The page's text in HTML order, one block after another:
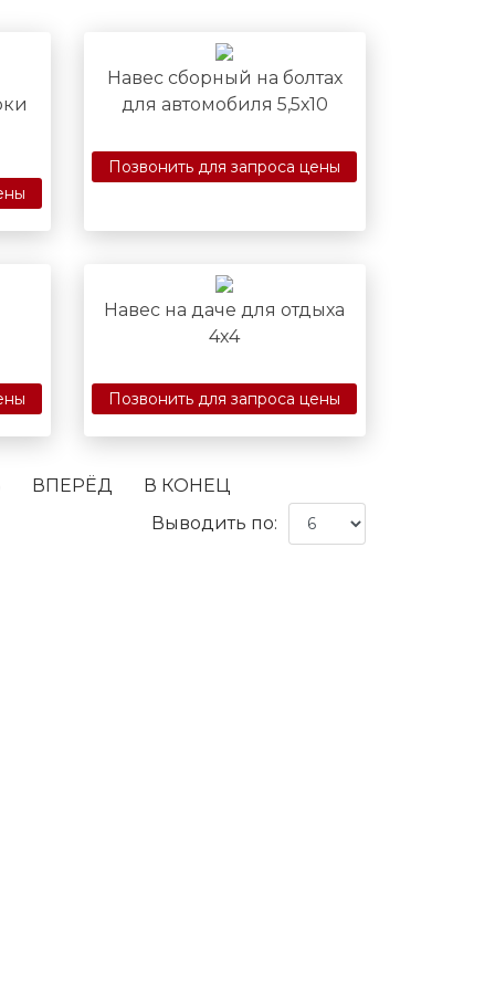
Навес сборный на болтах
для автомобиля 5,5х10
Позвонить для запроса цены
Навес на даче для отдыха
4х4
Позвонить для запроса цены
ВПЕРЁД
В КОНЕЦ
Выводить по: